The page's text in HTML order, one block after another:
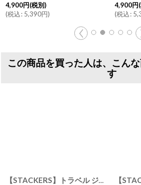
4,900円(税別)
(税込: 5,390円)
4,900円
(税込:
この商品を買った人は、こん
す
【STACKERS】トラベル ジュエリーボックス M ダスキーブルー Dusky Blue スタッカーズ